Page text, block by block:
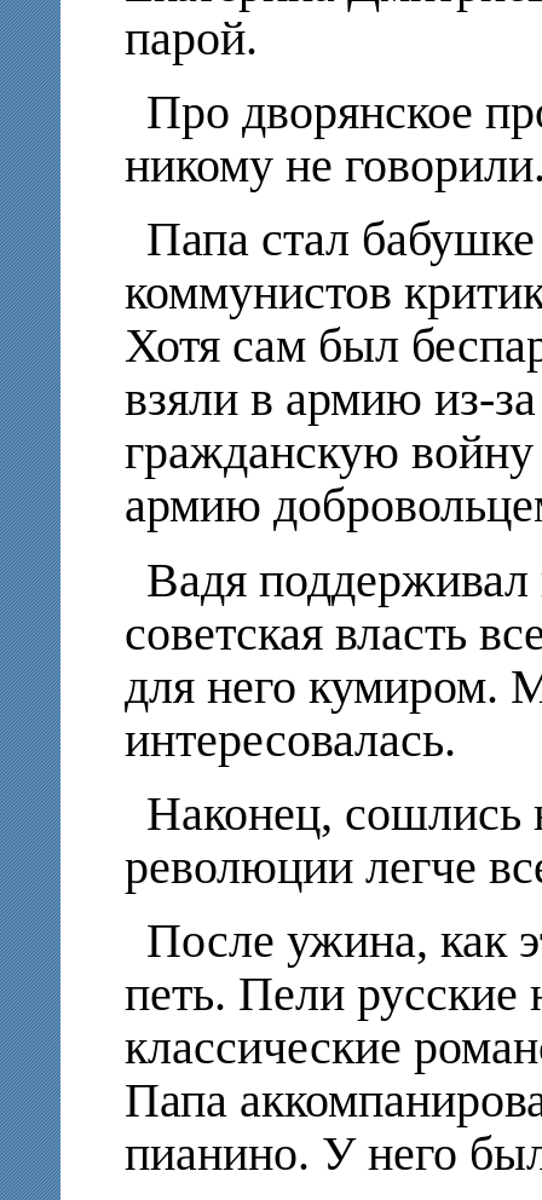
парой.
Про дворянское
никому не
Папа стал
коммунистов
Хотя сам был
взяли в армию из-
гражданскую
армию
Вадя
советская власть
для него кумиром.
интересовалась.
Наконец, сошлись
революции легче
После ужина, как
петь. Пели русские
классические
Папа
пианино. У него